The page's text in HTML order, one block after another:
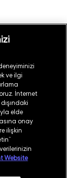
Haritası
Koşulları
ve ilgi
İnternet
elde
onay
ilişkin
Website